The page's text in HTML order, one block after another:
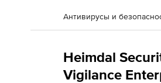
Антивирусы и
Heimdal
Vigilance